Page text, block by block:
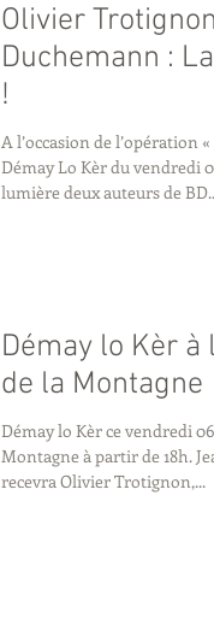
Olivier
Duchemann :
!
A l’occasion de l’opération
Démay Lo Kèr du vendredi
lumière deux auteurs de
Démay lo Kèr à
de la Montagne
Démay lo Kèr ce vendredi
Montagne à partir de 18h. Jean-François Samlong
recevra Olivier Trotignon,...